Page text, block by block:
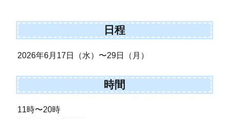
日程
2026年6月17日（水）〜29日（月）
時間
11時〜20時